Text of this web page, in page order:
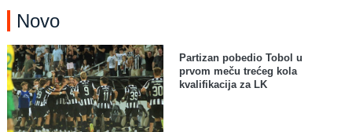
Novo
Partizan pobedio Tobol u
prvom meču trećeg kola
kvalifikacija za LK